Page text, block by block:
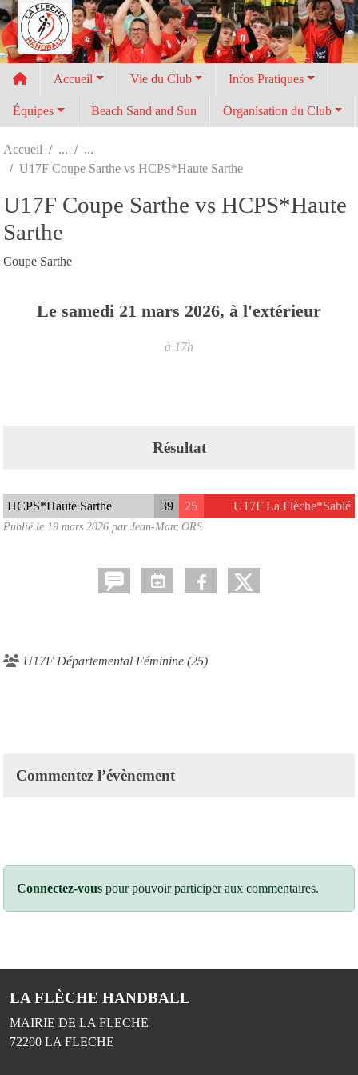
Accueil Vie du Club Infos Pratiques
Équipes Beach Sand and Sun Organisation du Club
Accueil
U17F Coupe Sarthe vs HCPS*Haute Sarthe
U17F Coupe Sarthe vs HCPS*Haute
Sarthe
Coupe Sarthe
Le samedi 21 mars 2026, à l'extérieur
à 17h
Résultat
HCPS*Haute Sarthe 39 25 U17F La Flèche*Sablé
Publié le 19 mars 2026 par Jean-Marc ORS
U17F Départemental Féminine (25)
Commentez l’évènement
Connectez-vous pour pouvoir participer aux commentaires.
LA FLÈCHE HANDBALL
MAIRIE DE LA FLECHE
72200 LA FLECHE
Panneau de gestion des cookies